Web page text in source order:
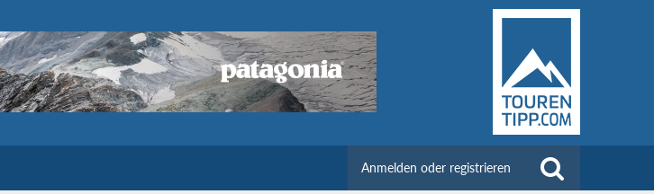
Anmelden oder registrieren